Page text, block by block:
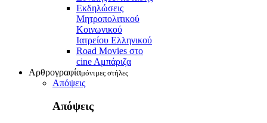
Εκδηλώσεις
Μητροπολιτικού
Κοινωνικού
Ιατρείου Ελληνικού
Road Movies στο
cine Aμπάριζα
Αρθρογραφίαμόνιμες στήλες
Απόψεις
Απόψεις